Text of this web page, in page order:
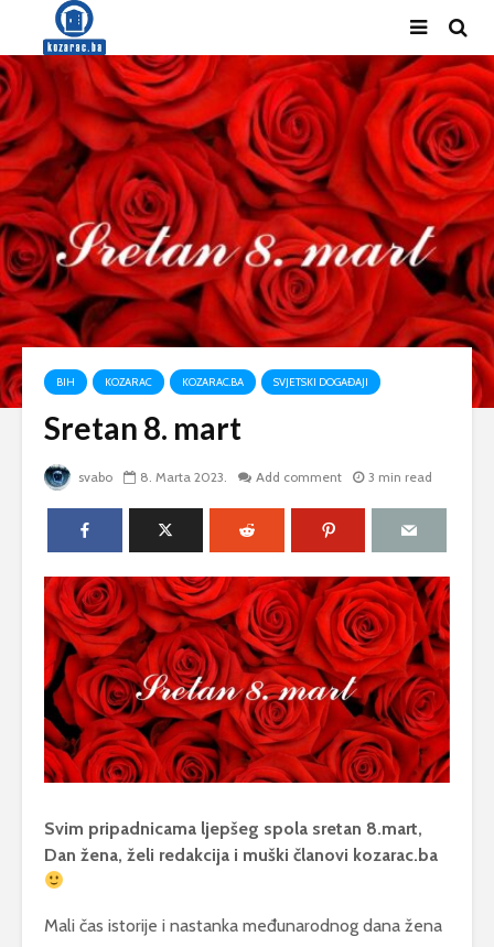
BIH KOZARAC KOZARAC.BA SVJETSKI DOGAĐAJI
Sretan 8. mart
svabo 8. Marta 2023. Add comment 3 min read
Svim pripadnicama ljepšeg spola sretan 8.mart,
Dan žena, želi redakcija i muški članovi kozarac.ba
Mali čas istorije i nastanka međunarodnog dana žena